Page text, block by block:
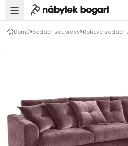
Domů Sedací soupravy Rohové sedací